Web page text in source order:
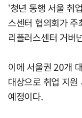
'청년 동행 서울 취
스센터 협의회가
리플러스센터 거버
이에 서울권 20개
대상으로 취업 지
예정이다.